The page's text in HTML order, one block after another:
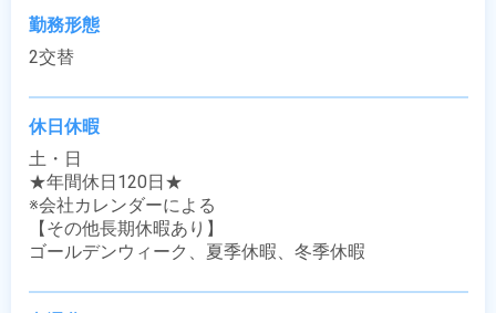
勤務形態
2交替
休日休暇
土・日
★年間休日120日★
※会社カレンダーによる
【その他長期休暇あり】
ゴールデンウィーク、夏季休暇、冬季休暇